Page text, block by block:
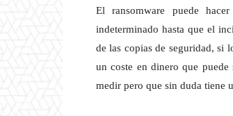
El ransomware puede
indeterminado hasta que el
de las copias de seguridad, si
un coste en dinero que
medir pero que sin duda tiene